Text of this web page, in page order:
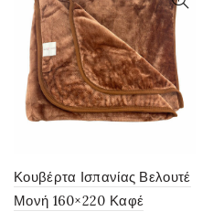
Κουβέρτα Ισπανίας Βελουτέ
Μονή 160×220 Καφέ